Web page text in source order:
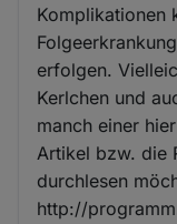
Komplikationen
erfolgen.
Kerlchen und
manch einer
Artikel bzw. die
durchlesen
http://